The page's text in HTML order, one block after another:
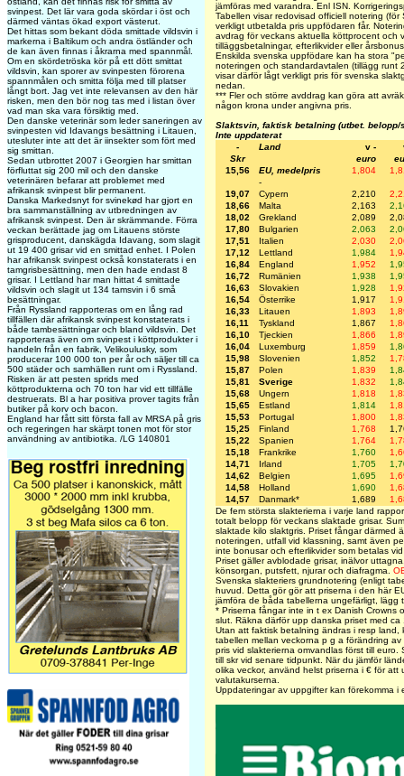
svinpest. Det lär vara goda skördar i öst och
därmed väntas ökad export västerut.
Det hittas som bekant döda smittade vildsvin i
markerna i Baltikum och andra östländer och
de kan även finnas i åkrarna med spannmål.
Om en skördetröska kör på ett dött smittat
vildsvin, kan sporer av svinpesten förorena
spannmålen och smitta följa med till platser
långt bort. Jag vet inte relevansen av den här
risken, men den bör nog tas med i listan över
vad man ska vara försiktig med.
Den danske veterinär som leder saneringen av
svinpesten vid Idavangs besättning i Litauen,
utesluter inte att det är iinsekter som fört med
sig smittan.
Sedan utbrottet 2007 i Georgien har smittan
förfluttat sig 200 mil och den danske
veterinären befarar att problemet med
afrikansk svinpest blir permanent.
Danska Markedsnyt for svinekød har gjort en
bra sammanställning av utbredningen av
afrikansk svinpest. Den är skrämmande. Förra
veckan berättade jag om Litauens störste
grisproducent, danskägda Idavang, som slagit
ut 19 400 grisar vid en smittad enhet. I Polen
har afrikansk svinpest också konstaterats i en
tamgrisbesättning, men den hade endast 8
grisar. I Lettland har man hittat 4 smittade
vildsvin och slagit ut 134 tamsvin i 6 små
besättningar.
Från Ryssland rapporteras om en lång rad
tillfällen där afrikansk svinpest konstaterats i
både tambesättningar och bland vildsvin. Det
rapporteras även om svinpest i köttprodukter i
handeln från en fabrik, Velikoulusky, som
producerar 100 000 ton per år och säljer till ca
500 städer och samhällen runt om i Ryssland.
Risken är att pesten sprids med
köttprodukterna och 70 ton har vid ett tillfälle
destruerats. Bl a har positiva prover tagits från
butiker på korv och bacon.
England har fått sitt första fall av MRSA på gris
och regeringen har skärpt tonen mot för stor
användning av antibiotika. /LG 140801
jämföras med varandra. Enl ISN.
Tabellen visar redovisad officiell notering
verkligt utbetalda pris uppfödaren får.
avdrag för veckans aktuella köttprocent och
tilläggsbetalningar, efterlikvider eller
Enskilda svenska uppfödare kan ha stora
noteringen och standardavtalen (tillägg runt
visar därför lågt verkligt pris för svenska
nedan.
*** Fler och större avddrag kan göra att
någon krona under angivna pris.
Slaktsvin, faktisk betalning (utbet. belopp/
Inte uppdaterat
-
Land v -
Skr
euro
15,56
EU, medelpris 1,804
-
19,07
Cypern 2,210
18,66
Malta 2,163
18,02
Grekland 2,089
17,80
Bulgarien 2,063
17,51
Italien 2,030
17,12
Lettland 1,984
16,84
England 1,952
16,72
Rumänien 1,938
16,63
Slovakien 1,928
16,54
Österrike 1,917
16,33
Litauen 1,893
16,11
Tyskland 1,867
16,10
Tjeckien 1,866
16,04
Luxemburg 1,859
15,98
Slovenien 1,852
15,87
Polen 1,839
15,81
Sverige 1,832
15,68
Ungern 1,818
15,65
Estland 1,814
15,53
Portugal 1,800
15,25
Finland 1,768
15,22
Spanien 1,764
15,18
Frankrike 1,760
14,71
Irland 1,705
14,62
Belgien 1,695
14,58
Holland 1,690
14,57
Danmark* 1,689
De fem största slakterierna i varje land
totalt belopp för veckans slaktade grisar.
slaktade kilo slaktgris. Priset fångar därmed
noteringen, utfall vid klassning, samt även
inte bonusar och efterlikvider som betalas
Priset gäller avblodade grisar, inälvor
könsorgan, putsfett, njurar och diafragma.
Svenska slakteriers grundnotering (enligt
huvud. Detta gör gör att priserna i den här
jämföra de båda tabellerna ungefärligt, lägg
* Priserna fångar inte in t ex Danish Crowns
slut. Räkna därför upp danska priset med ca
Utan att faktisk betalning ändras i resp land,
tabellen mellan veckorna p g a förändring
pris vid slakterierna omvandlas först till
till skr vid senare tidpunkt. När du jämför
olika veckor, använd helst priserna i € för att
valutakurserna.
Uppdateringar av uppgifter kan förekomma i